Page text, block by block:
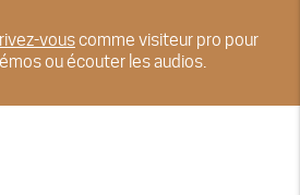
vouscomme visiteur pro pour
ou écouter les audios.